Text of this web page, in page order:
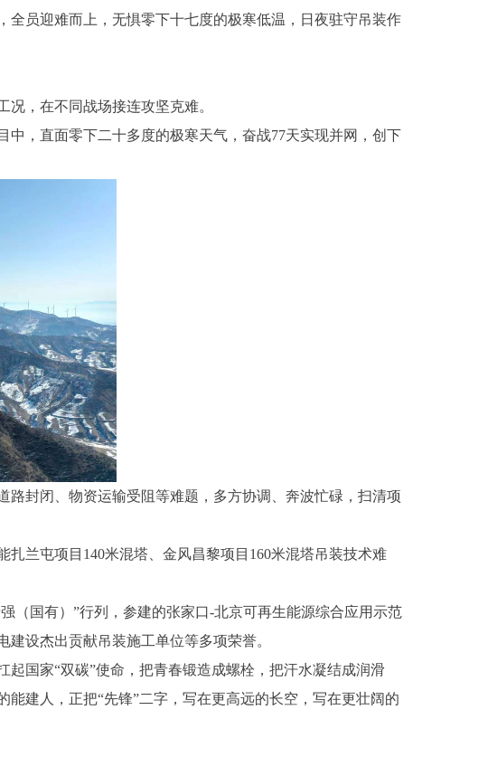
员迎难而上，无惧零下十七度的极寒低温，日夜驻守吊装作
，在不同战场接连攻坚克难。
，直面零下二十多度的极寒天气，奋战77天实现并网，创下
封闭、物资运输受阻等难题，多方协调、奔波忙碌，扫清项
兰屯项目140米混塔、金风昌黎项目160米混塔吊装技术难
国有）”行列，参建的张家口-北京可再生能源综合应用示范
设杰出贡献吊装施工单位等多项荣誉。
国家“双碳”使命，把青春锻造成螺栓，把汗水凝结成润滑
建人，正把“先锋”二字，写在更高远的长空，写在更壮阔的